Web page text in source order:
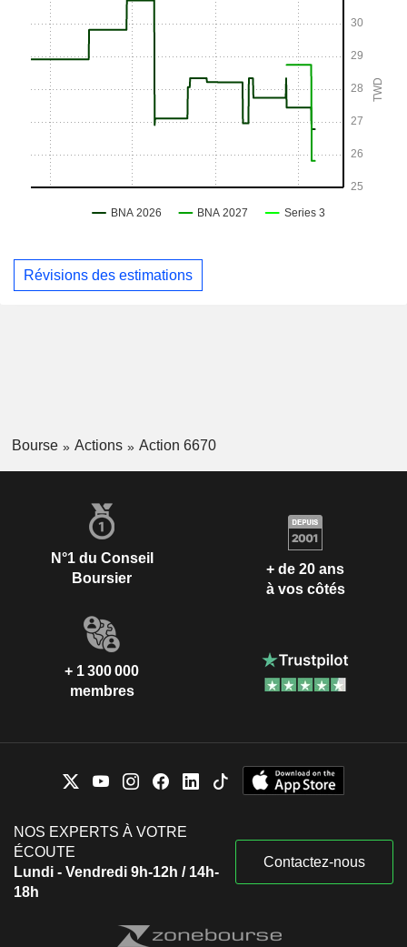
Révisions des estimations
Bourse Actions Action 6670
N°1 du Conseil
Boursier
+ de 20 ans
à vos côtés
+ 1 300 000
membres
NOS EXPERTS À VOTRE
ÉCOUTE
Lundi - Vendredi 9h-12h / 14h-
18h
Contactez-nous